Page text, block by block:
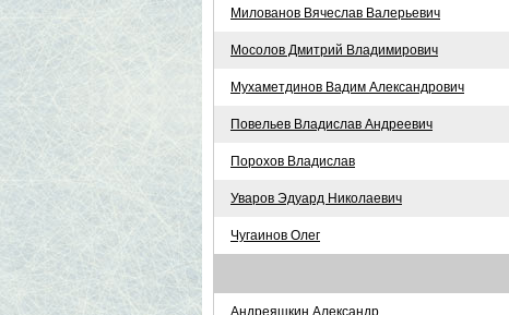
Милованов Вячеслав Валерьевич
Мосолов Дмитрий Владимирович
Мухаметдинов Вадим Александрович
Повельев Владислав Андреевич
Порохов Владислав
Уваров Эдуард Николаевич
Чугаинов Олег